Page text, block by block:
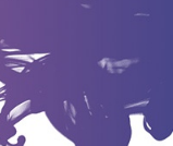
Mutualité).